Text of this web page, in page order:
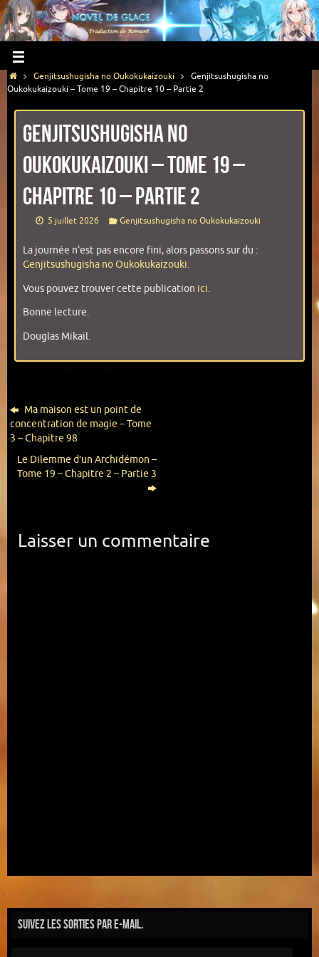
Genjitsushugisha no Oukokukaizouki
Genjitsushugisha no
Oukokukaizouki – Tome 19 – Chapitre 10 – Partie 2
Genjitsushugisha no
Oukokukaizouki – Tome 19 –
Chapitre 10 – Partie 2
5 juillet 2026 Genjitsushugisha no Oukokukaizouki
La journée n'est pas encore fini, alors passons sur du :
Genjitsushugisha no Oukokukaizouki.
Vous pouvez trouver cette publication ici.
Bonne lecture.
Douglas Mikail.
Ma maison est un point de
concentration de magie – Tome
3 – Chapitre 98
Le Dilemme d’un Archidémon –
Tome 19 – Chapitre 2 – Partie 3
Laisser un commentaire
Suivez les sorties par e-mail.